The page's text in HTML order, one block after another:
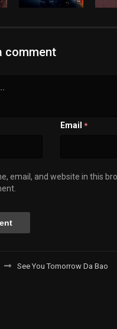
comment
Email *
email, and website in this
See You Tomorrow Da Bao